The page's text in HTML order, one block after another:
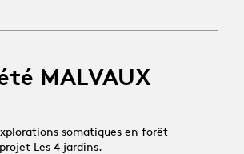
MALVAUX
somatiques en forêt
Les 4 jardins.